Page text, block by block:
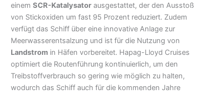
einemSCR-Katalysator ausgestattet, der den Ausstoß
von Stickoxiden um fast 95 Prozent reduziert. Zudem
verfügt das Schiff über eine innovative Anlage zur
Meerwasserentsalzung und ist für die Nutzung von
Landstrom in Häfen vorbereitet. Hapag-Lloyd Cruises
optimiert die Routenführung kontinuierlich, um den
Treibstoffverbrauch so gering wie möglich zu halten,
wodurch das Schiff auch für die kommenden Jahre